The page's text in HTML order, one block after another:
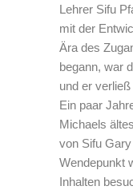
Lehrer Sifu
mit der
Ära des
begann, war
und er
Ein paar
Michaels
von Sifu
Wendepunkt
Inhalten